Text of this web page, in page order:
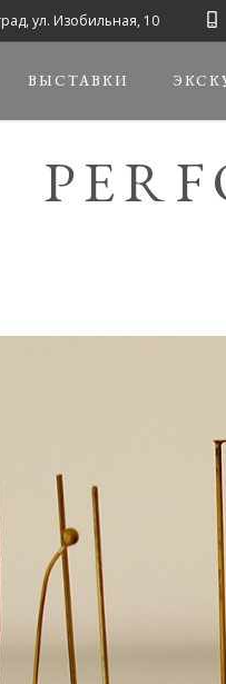
ул. Изобильная, 10
ВЫСТАВКИ